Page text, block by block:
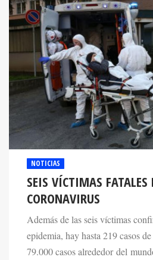
NOTICIAS
SEIS VÍCTIMAS
CORONAVIRUS
Además de las seis víctimas
epidemia, hay hasta 219 casos
79.000 casos alrededor del